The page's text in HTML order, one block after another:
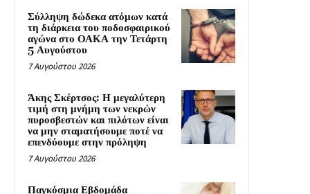
Σύλληψη δώδεκα ατόμων κατά
τη διάρκεια του ποδοσφαιρικού
αγώνα στο ΟΑΚΑ την Τετάρτη
5 Αυγούστου
7 Αυγούστου 2026
Άκης Σκέρτσος: Η μεγαλύτερη
τιμή στη μνήμη των νεκρών
πυροσβεστών και πιλότων είναι
να μην σταματήσουμε ποτέ να
επενδύουμε στην πρόληψη
7 Αυγούστου 2026
Παγκόσμια Εβδομάδα